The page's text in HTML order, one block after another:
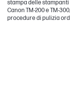
stampa delle
Canon TM-200 e TM-
procedure di pulizia